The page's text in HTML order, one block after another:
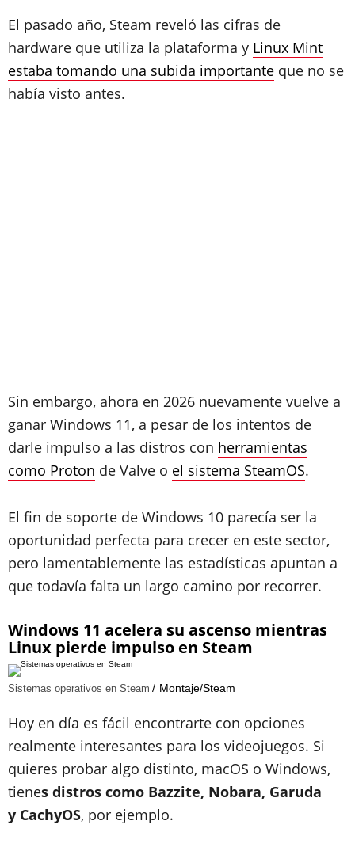
El pasado año, Steam reveló las cifras de
hardware que utiliza la plataforma y Linux Mint
estaba tomando una subida importante que no se
había visto antes.
Sin embargo, ahora en 2026 nuevamente vuelve a
ganar Windows 11, a pesar de los intentos de
darle impulso a las distros con herramientas
como Proton de Valve o el sistema SteamOS.
El fin de soporte de Windows 10 parecía ser la
oportunidad perfecta para crecer en este sector,
pero lamentablemente las estadísticas apuntan a
que todavía falta un largo camino por recorrer.
Windows 11 acelera su ascenso mientras
Linux pierde impulso en Steam
Sistemas operativos en Steam Montaje/Steam
Hoy en día es fácil encontrarte con opciones
realmente interesantes para los videojuegos. Si
quieres probar algo distinto, macOS o Windows,
tienes distros como Bazzite, Nobara, Garuda
y CachyOS, por ejemplo.